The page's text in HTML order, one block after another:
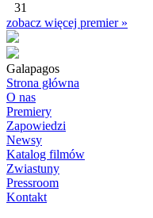
31
zobacz więcej premier »
Galapagos
Strona główna
O nas
Premiery
Zapowiedzi
Newsy
Katalog filmów
Zwiastuny
Pressroom
Kontakt